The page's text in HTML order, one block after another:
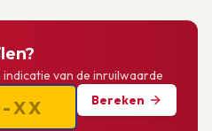
van de inruilwaarde
Bereken